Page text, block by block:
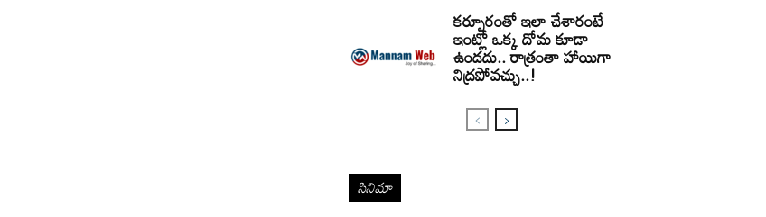
కర్పూరంతో ఇలా చేశారంటే
ఇంట్లో ఒక్క దోమ కూడా
ఉండదు.. రాత్రంతా హాయిగా
నిద్రపోవచ్చు..!
సినిమా